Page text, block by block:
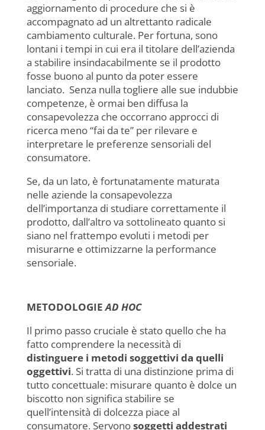
aggiornamento di procedure che si è
accompagnato ad un altrettanto radicale
cambiamento culturale. Per fortuna, sono
lontani i tempi in cui era il titolare dell’azienda
a stabilire insindacabilmente se il prodotto
fosse buono al punto da poter essere
lanciato. Senza nulla togliere alle sue indubbie
competenze, è ormai ben diffusa la
consapevolezza che occorrano approcci di
ricerca meno “fai da te” per rilevare e
interpretare le preferenze sensoriali del
consumatore.
Se, da un lato, è fortunatamente maturata
nelle aziende la consapevolezza
dell’importanza di studiare correttamente il
prodotto, dall’altro va sottolineato quanto si
siano nel frattempo evoluti i metodi per
misurarne e ottimizzarne la performance
sensoriale.
METODOLOGIEAD HOC
Il primo passo cruciale è stato quello che ha
fatto comprendere la necessità di
distinguere i metodi soggettivi da quelli
oggettivi. Si tratta di una distinzione prima di
tutto concettuale: misurare quanto è dolce un
biscotto non significa stabilire se
quell’intensità di dolcezza piace al
consumatore. Servonosoggetti addestrati